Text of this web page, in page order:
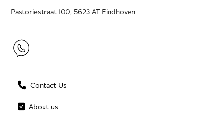
Pastoriestraat 100, 5623 AT Eindhoven
Contact Us
About us